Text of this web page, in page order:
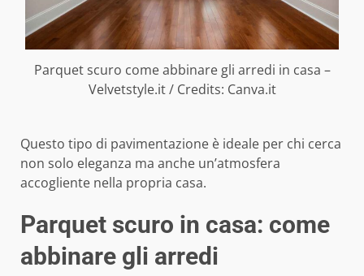
Parquet scuro come abbinare gli arredi in casa –
Velvetstyle.it / Credits: Canva.it
Questo tipo di pavimentazione è ideale per chi cerca
non solo eleganza ma anche un’atmosfera
accogliente nella propria casa.
Parquet scuro in casa: come
abbinare gli arredi